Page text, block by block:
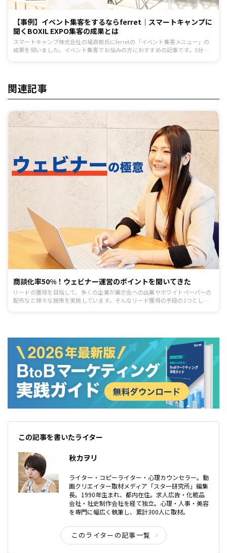
【事例】イベント集客をするならferret｜スマートキャンプに
聞くBOXIL EXPO集客の成果とは
スマートキャンプ株式会社の堤直樹氏にferretの「イベント集客メニュー」の
成果を伺いました。イベント集客でお悩みの方におすすめの記事です。3分ほ
関連記事
商談化率50%！ウェビナー運営のポイントを聞いてきた
リードの獲得を目指して、多くの企業が展示会ヘの出展やホワイトペーパーの
配布など様々な施策を実施しています。そんなリード獲得の手段の1つとして
この記事を書いたライター
秋カヲリ
ライター・コピーライター・心理カウンセラー。動
画クリエイター取材メディア「スター研究所」編集
長。1990年生まれ、都内在住。求人広告・化粧品
会社・社史制作会社を経て独立。心理・人事・美容
を専門に幅広く執筆し、累計300人に取材。
このライターの記事一覧